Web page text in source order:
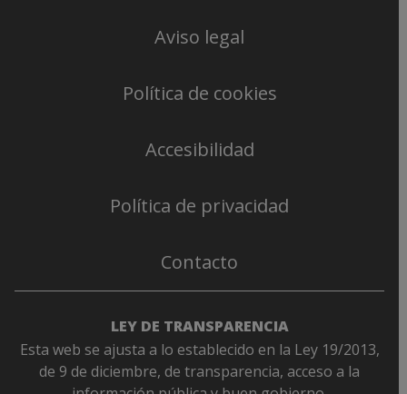
Aviso legal
Política de cookies
Accesibilidad
Política de privacidad
Contacto
LEY DE TRANSPARENCIA
Esta web se ajusta a lo establecido en la Ley 19/2013,
de 9 de diciembre, de transparencia, acceso a la